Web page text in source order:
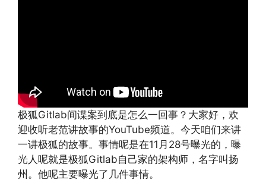
极狐Gitlab间谍案到底是怎么一回事？大家好，欢
迎收听老范讲故事的YouTube频道。今天咱们来讲
一讲极狐的故事。事情呢是在11月28号曝光的，曝
光人呢就是极狐Gitlab自己家的架构师，名字叫扬
州。他呢主要曝光了几件事情。